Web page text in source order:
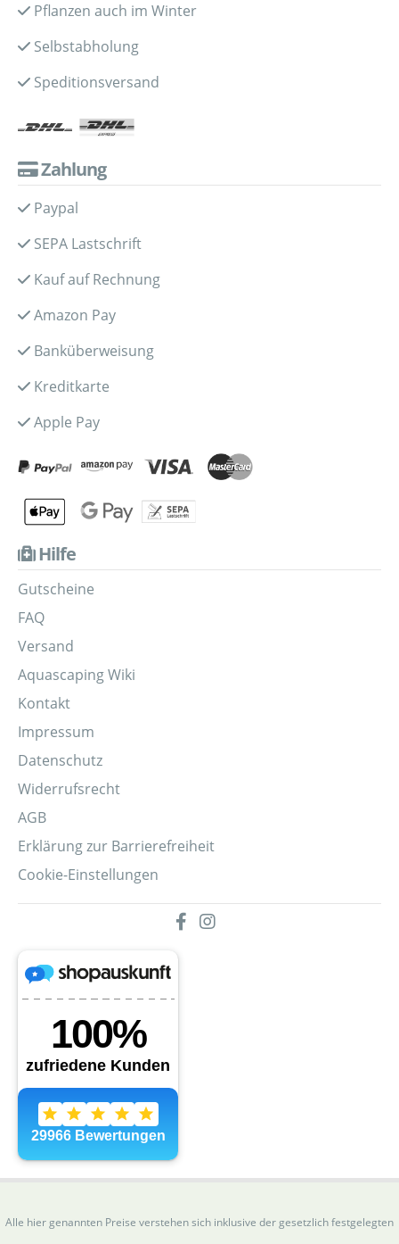
Pflanzen auch im Winter
Selbstabholung
Speditionsversand
Zahlung
Paypal
SEPA Lastschrift
Kauf auf Rechnung
Amazon Pay
Banküberweisung
Kreditkarte
Apple Pay
Hilfe
Gutscheine
FAQ
Versand
Aquascaping Wiki
Kontakt
Impressum
Datenschutz
Widerrufsrecht
AGB
Erklärung zur Barrierefreiheit
Cookie-Einstellungen
Alle hier genannten Preise verstehen sich inklusive der gesetzlich festgelegten